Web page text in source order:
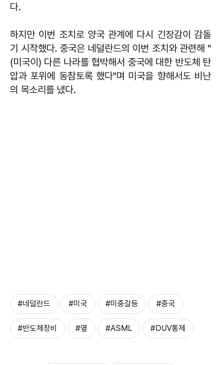
다.
하지만 이번 조치로 양국 관계에 다시 긴장감이 감돌
기 시작했다. 중국은 네덜란드의 이번 조치와 관련해 "
(미국이) 다른 나라를 협박해서 중국에 대한 반도체 탄
압과 포위에 동참토록 했다"며 미국을 향해서도 비난
의 목소리를 냈다.
#네덜란드 #미국 #미중갈등 #중국
#반도체장비 #옆 #ASML #DUV통제